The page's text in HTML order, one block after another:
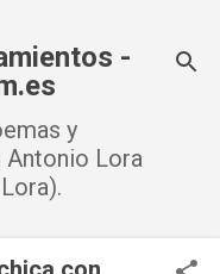
-
y
Antonio Lora